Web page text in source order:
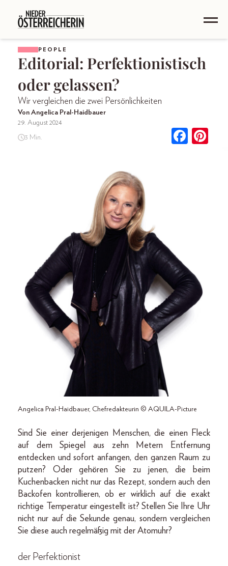
PEOPLE
Editorial: Perfektionistisch
oder gelassen?
Wir vergleichen die zwei Persönlichkeiten
Von Angelica Pral-Haidbauer
29. August 2024
3 Min.
Angelica Pral-Haidbauer, Chefredakteurin © AQUILA-Picture
Sind Sie einer derjenigen Menschen, die einen Fleck
auf dem Spiegel aus zehn Metern Entfernung
entdecken und sofort anfangen, den ganzen Raum zu
putzen? Oder gehören Sie zu jenen, die beim
Kuchenbacken nicht nur das Rezept, sondern auch den
Backofen kontrollieren, ob er wirklich auf die exakt
richtige Temperatur eingestellt ist? Stellen Sie Ihre Uhr
nicht nur auf die Sekunde genau, sondern vergleichen
Sie diese auch regelmäßig mit der Atomuhr?
der Perfektionist